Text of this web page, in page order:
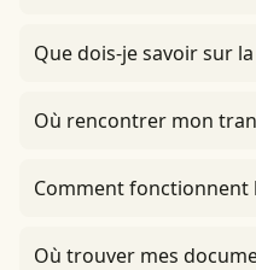
Que dois-je savoir sur
Où rencontrer mon
Comment fonctionnent
Où trouver mes